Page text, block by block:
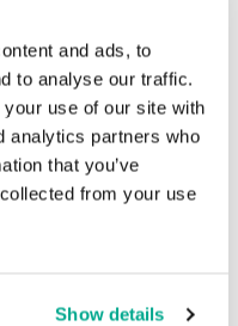
and ads, to
to analyse our traffic.
use of our site with
analytics partners who
that you’ve
from your use
Show details
en una
no será publicada.Los
con*
electrónico*